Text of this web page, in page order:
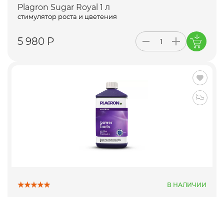
Plagron Sugar Royal 1 л
стимулятор роста и цветения
5 980 Р
В НАЛИЧИИ